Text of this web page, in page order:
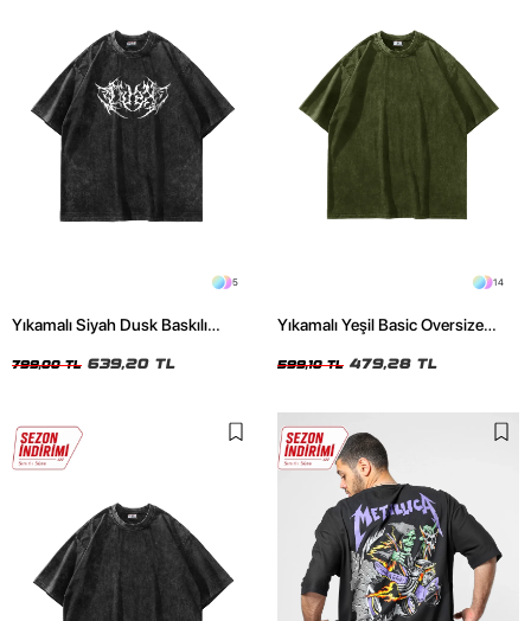
5
Yıkamalı Siyah Dusk Baskılı
799,00 TL 639,20 TL
14
Yıkamalı Yeşil Basic Oversize
599,10 TL 479,28 TL